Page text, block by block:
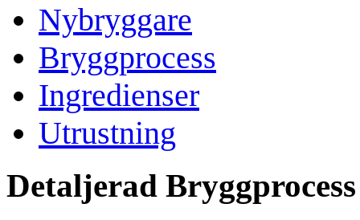
Nybryggare
Bryggprocess
Ingredienser
Utrustning
Detaljerad Bryggprocess